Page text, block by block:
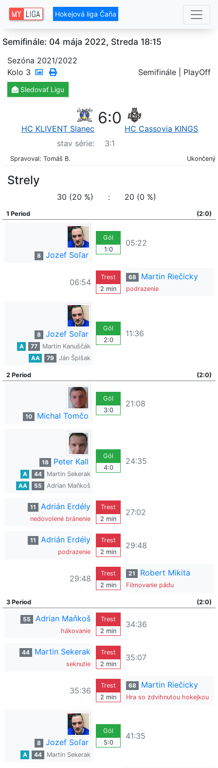
Hokejová liga Čaňa
Semifinále: 04 mája 2022, Streda 18:15
Sezóna 2021/2022
Kolo 3 Semifinále | PlayOff
Sledovať Ligu
HC KLIVENT Slanec
6:0
HC Cassovia KINGS
stav série:
3:1
Spravoval: Tomáš B. Ukončený
Strely
30 (20 %) : 20 (0 %)
1 Period (2:0)
8 Jozef Soľar
Gól
1:0
05:22
06:54
Trest
2 min
68 Martin Riečicky
podrazenie
8 Jozef Soľar
A 77
Martin Kanuščák
AA
79 Ján Špišak
Gól
2:0
11:36
2 Period (2:0)
10 Michal Tomčo
Gól
3:0
21:08
18 Peter Kall
A 44
Martin Sekerak
AA
55 Adrian Maňkoš
Gól
4:0
24:35
11 Adrián Erdély
nedovolené bránenie
Trest
2 min
27:02
11 Adrián Erdély
podrazenie
Trest
2 min
29:48
29:48
Trest
2 min
21 Robert Mikita
Filmovanie pádu
3 Period (2:0)
55 Adrian Maňkoš
hákovanie
Trest
2 min
34:36
44 Martin Sekerak
seknutie
Trest
2 min
35:07
35:36
Trest
2 min
68 Martin Riečicky
Hra so zdvihnutou hokejkou
8 Jozef Soľar
A 44 Martin Sekerak
Gól
5:0
41:35